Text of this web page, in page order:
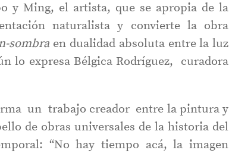
y Ming, el artista, que se apropia de la
naturalista y convierte la obra
sombra en dualidad absoluta entre la luz
lo expresa Bélgica Rodríguez, curadora
un trabajo creador entre la pintura y
de obras universales de la historia del
“No hay tiempo acá, la imagen